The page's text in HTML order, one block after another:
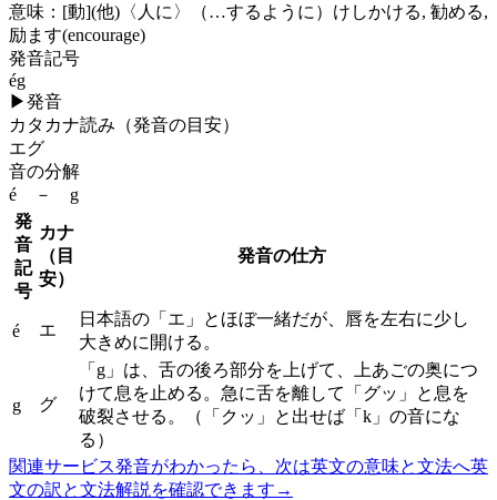
意味： [動](他) 〈人に〉（…するように）けしかける, 勧める,
励ます(encourage)
発音記号
ég
▶発音
カタカナ読み（発音の目安）
エグ
音の分解
é － g
発
音
記
号
カナ
（目
安）
発音の仕方
é エ
日本語の「エ」とほぼ一緒だが、唇を左右に少し
大きめに開ける。
g グ
「g」は、舌の後ろ部分を上げて、上あごの奥につ
けて息を止める。急に舌を離して「グッ」と息を
破裂させる。（「クッ」と出せば「k」の音にな
る）
関連サービス発音がわかったら、次は英文の意味と文法へ英
文の訳と文法解説を確認できます →